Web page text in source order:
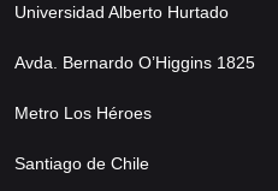
Universidad Alberto Hurtado
Avda. Bernardo O’Higgins 1825
Metro Los Héroes
Santiago de Chile